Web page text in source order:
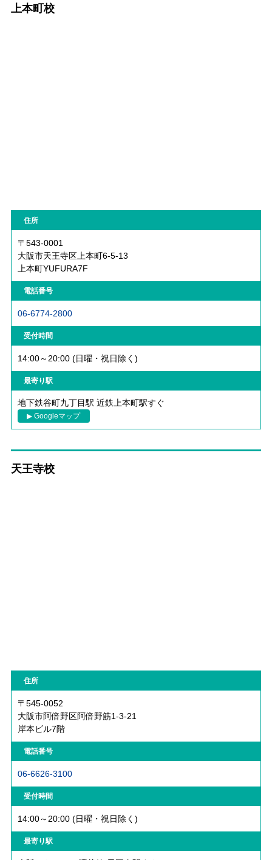
上本町校
住所
〒543-0001
大阪市天王寺区上本町6-5-13
上本町YUFURA7F
電話番号
06-6774-2800
受付時間
14:00～20:00 (日曜・祝日除く)
最寄り駅
地下鉄谷町九丁目駅 近鉄上本町駅すぐ
▶ Googleマップ
天王寺校
住所
〒545-0052
大阪市阿倍野区阿倍野筋1-3-21
岸本ビル7階
電話番号
06-6626-3100
受付時間
14:00～20:00 (日曜・祝日除く)
最寄り駅